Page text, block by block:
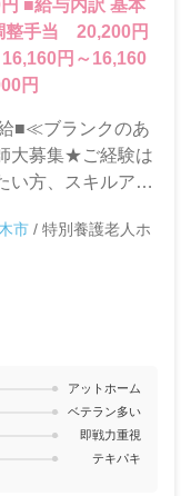
本
整手当 20,200円
円～16,160
円
■≪ブランクのあ
大募集★ご経験は
い方、スキルアッ
市 / 特別養護老人ホ
アットホーム
ベテラン多い
即戦力重視
テキパキ